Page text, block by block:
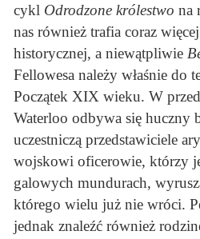
cykl Odrodzone królestwo na
nas również trafia coraz
historycznej, a niewątpliwie
Fellowesa należy właśnie do
Początek XIX wieku. W
Waterloo odbywa się huczny
uczestniczą przedstawiciele
wojskowi oficerowie, którzy
galowych mundurach,
którego wielu już nie wróci.
jednak znaleźć również